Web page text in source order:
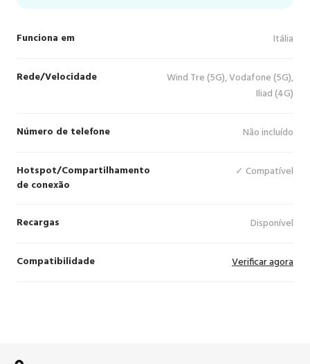
Funciona em Itália
Rede/Velocidade
Wind Tre (5G), Vodafone (5G),
Iliad (4G)
Número de telefone Não incluído
Hotspot/Compartilhamento
de conexão
✓ Compatível
Recargas Disponível
Compatibilidade Verificar agora